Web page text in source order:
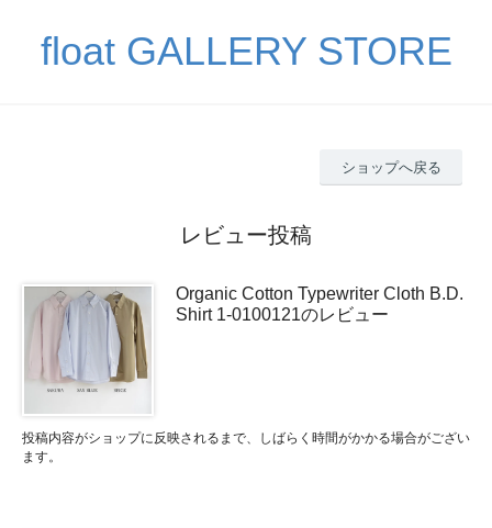
float GALLERY STORE
ショップへ戻る
レビュー投稿
Organic Cotton Typewriter Cloth B.D.
Shirt 1-0100121のレビュー
投稿内容がショップに反映されるまで、しばらく時間がかかる場合がござい
ます。